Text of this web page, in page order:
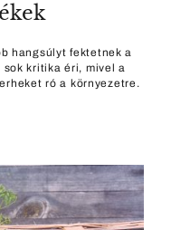
hangsúlyt fektetnek a
kritika éri, mivel a
ró a környezetre.